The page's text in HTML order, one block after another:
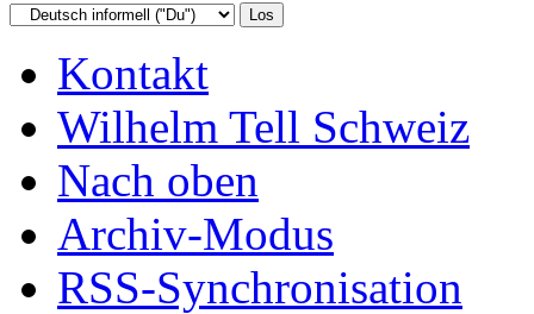
Kontakt
Wilhelm Tell Schweiz
Nach oben
Archiv-Modus
RSS-Synchronisation